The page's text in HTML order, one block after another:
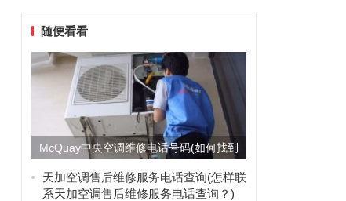
随便看看
McQuay中央空调维修电话号码(如何找到
McQuay中央空...
天加空调售后维修服务电话查询(怎样联
系天加空调售后维修服务电话查询？)